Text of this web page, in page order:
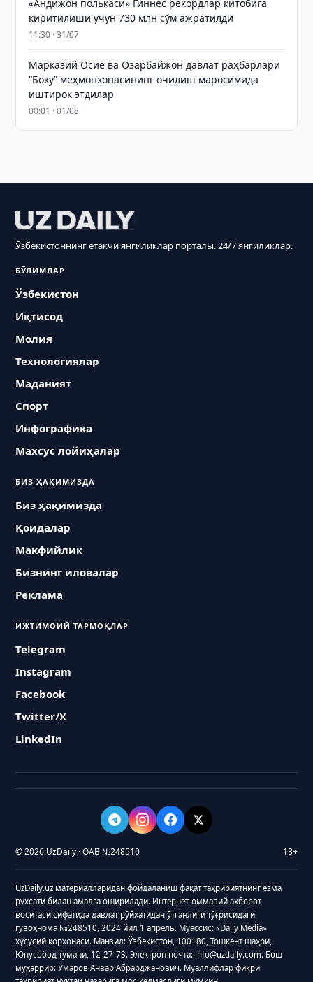
«Андижон полькаси» Гиннес рекордлар китобига
киритилиши учун 730 млн сўм ажратилди
11:30 · 31/07
Марказий Осиё ва Озарбайжон давлат раҳбарлари
“Боку” меҳмонхонасининг очилиш маросимида
иштирок этдилар
00:01 · 01/08
Ўзбекистоннинг етакчи янгиликлар порталы. 24/7 янгиликлар.
БЎЛИМЛАР
Ўзбекистон
Иқтисод
Молия
Технологиялар
Маданият
Спорт
Инфографика
Махсус лойиҳалар
БИЗ ҲАҚИМИЗДА
Биз ҳақимизда
Қоидалар
Макфийлик
Бизнинг иловалар
Реклама
ИЖТИМОИЙ ТАРМОҚЛАР
Telegram
Instagram
Facebook
Twitter/X
LinkedIn
© 2026 UzDaily · ОАВ №248510 18+
UzDaily.uz материалларидан фойдаланиш фақат таҳририятнинг ёзма
рухсати билан амалга оширилади. Интернет-оммавий ахборот
воситаси сифатида давлат рўйхатидан ўтганлиги тўғрисидаги
гувоҳнома №248510, 2024 йил 1 апрель. Муассис: «Daily Media»
хусусий корхонаси. Манзил: Ўзбекистон, 100180, Тошкент шаҳри,
Юнусобод тумани, 12-27-73. Электрон почта: info@uzdaily.com. Бош
муҳаррир: Умаров Анвар Абрарджанович. Муаллифлар фикри